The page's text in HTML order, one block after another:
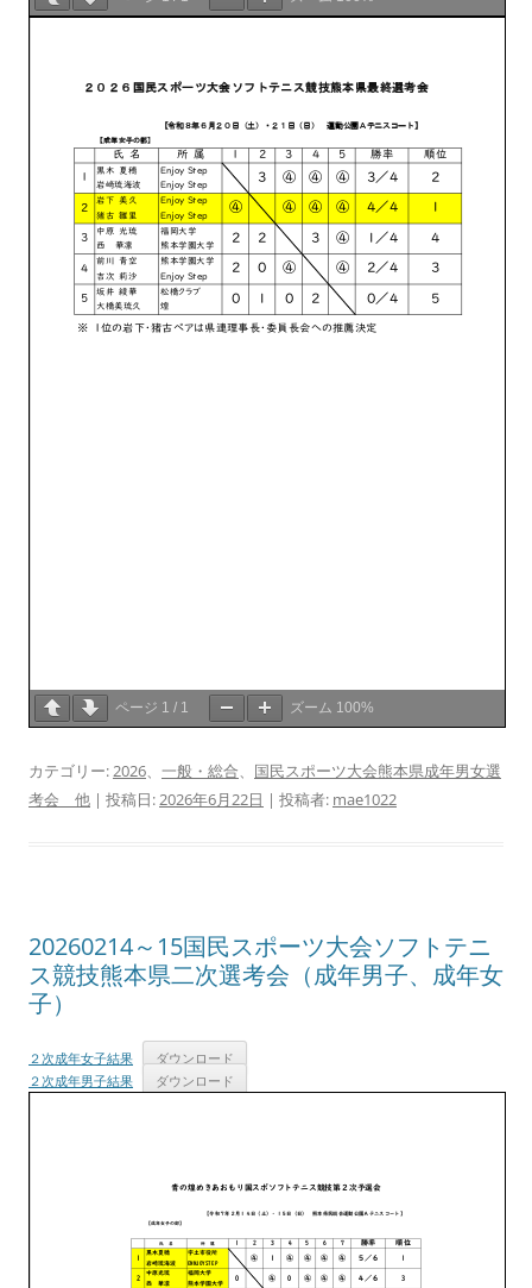
ページ 1 / 1 ズーム 100%
カテゴリー:2026、 一般・総合、 国民スポーツ大会熊本県成年男女選
考会 他 | 投稿日:2026年6月22日 | 投稿者: mae1022
20260214～15国民スポーツ大会ソフトテニ
ス競技熊本県二次選考会（成年男子、成年女
子）
２次成年女子結果
ダウンロード
２次成年男子結果
ダウンロード